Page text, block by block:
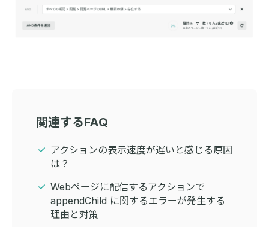
関連するFAQ
アクションの表示速度が遅いと感じる原因
は？
Webページに配信するアクションで
appendChild に関するエラーが発生する
理由と対策